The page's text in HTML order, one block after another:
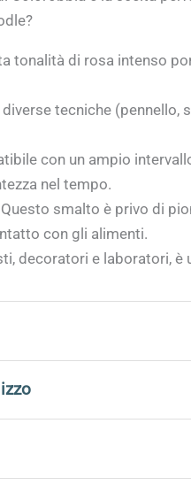
tonalità di rosa intenso
tecniche (pennello,
con un ampio
nel tempo.
Questo smalto è privo di
con gli alimenti.
decoratori e laboratori,
seguire la
una corretta fusione
calibrazione
i seguenti strumenti: